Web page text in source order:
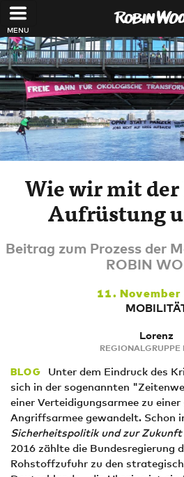
Direkt zum Inhalt
Wie wir mit
Aufrüstung
Beitrag zum Prozess der
ROBIN
11. November
Lorenz
REGIONALGRUPPE
BLOG
Unter dem Eindruck des
sich in der sogenannten
einer Verteidigungsarmee zu
Angriffsarmee gewandelt. Schon
Sicherheitspolitik und zur Zukunft
2016 zählte die Bundesregierung
Rohstoffzufuhr zu den